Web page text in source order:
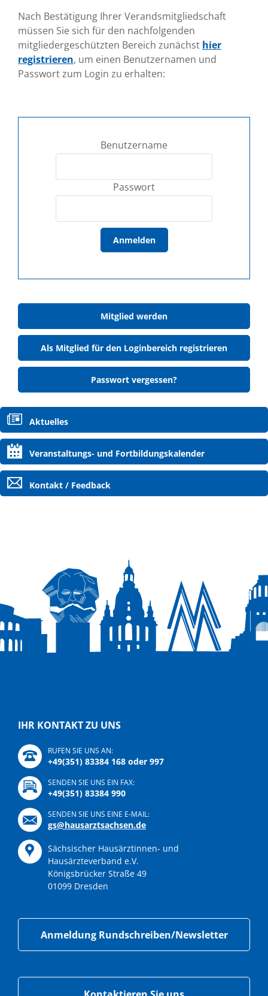
Nach Bestätigung Ihrer Verandsmitgliedschaft
müssen Sie sich für den nachfolgenden
mitgliedergeschützten Bereich zunächst hier
registrieren, um einen Benutzernamen und
Passwort zum Login zu erhalten:
Benutzername
Passwort
Anmelden
Mitglied werden
Als Mitglied für den Loginbereich registrieren
Passwort vergessen?
Navigation
überspringen
Aktuelles
Veranstaltungs- und Fortbildungskalender
Kontakt / Feedback
IHR KONTAKT ZU UNS
RUFEN SIE UNS AN:
+49(351) 83384 168 oder 997
SENDEN SIE UNS EIN FAX:
+49(351) 83384 990
SENDEN SIE UNS EINE E-MAIL:
gs@hausarztsachsen.de
Sächsischer Hausärztinnen- und
Hausärzteverband e.V.
Königsbrücker Straße 49
01099 Dresden
Anmeldung Rundschreiben/Newsletter